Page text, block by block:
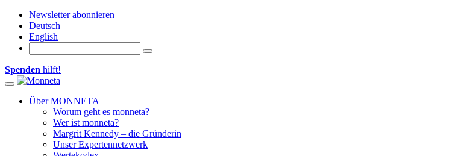
Newsletter abonnieren
Deutsch
English
Spenden hilft!
Toggle navigation
Über MONNETA
Worum geht es monneta?
Wer ist monneta?
Margrit Kennedy – die Gründerin
Unser Expertennetzwerk